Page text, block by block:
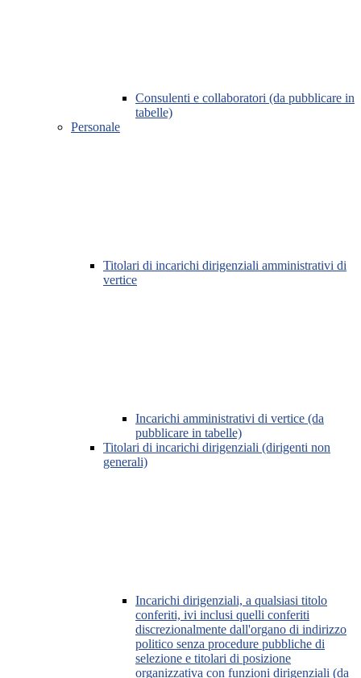
Consulenti e collaboratori (da pubblicare in
tabelle)
Personale
Titolari di incarichi dirigenziali amministrativi di
vertice
Incarichi amministrativi di vertice (da
pubblicare in tabelle)
Titolari di incarichi dirigenziali (dirigenti non
generali)
Incarichi dirigenziali, a qualsiasi titolo
conferiti, ivi inclusi quelli conferiti
discrezionalmente dall'organo di indirizzo
politico senza procedure pubbliche di
selezione e titolari di posizione
organizzativa con funzioni dirigenziali (da